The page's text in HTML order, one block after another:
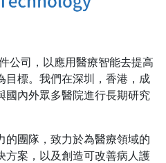
公司，以應用醫療智能去提高
目標。我們在深圳，香港，成
國內外眾多醫院進行長期研究
的團隊，致力於為醫療領域的
方案，以及創造可改善病人護